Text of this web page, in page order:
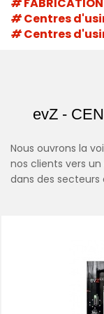
Centres
Centres
evZ -
Nous ouvrons la
nos clients vers
dans des secteurs